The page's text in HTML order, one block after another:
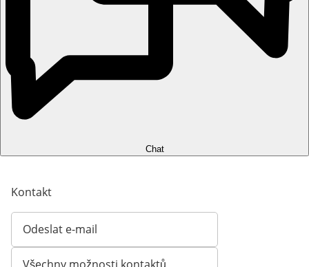
Chat
Kontakt
Odeslat e-mail
Otevírá e-mailového klienta